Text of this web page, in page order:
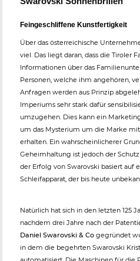
Feingeschliffene Kunstfertigkeit
Über das österreichische
viel. Das liegt daran, dass die Tiroler
Informationen über das
Personen, welche ihm angehören,
Anfragen werden aus Prinzip
Imperiums sehr stark dafür
umzugehen. Dies kann ein
um das Mysterium um die Marke
erhalten. Ein wahrscheinlicherer
Geheimhaltung ist jedoch der
der Erfolg von Swarovski basiert auf
Schleifapparat, der bis heute
Natürlich hat sich in den letzten 125
nachdem drei Jahre nach der
Daniel Swarovski & Co gegründet
in dem die begehrten Swarovski